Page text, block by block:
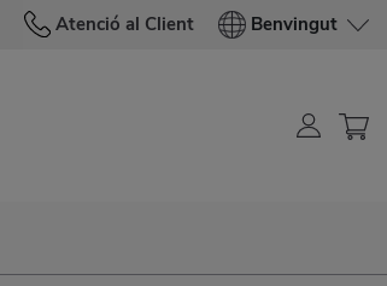
Atenció al Client Benvingut